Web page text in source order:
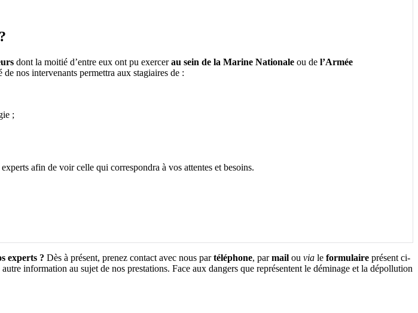
dont la moitié d’entre eux ont pu exercerau sein de la Marine Nationale ou de l’Armée
nos intervenants permettra aux stagiaires de :
;
afin de voir celle qui correspondra à vos attentes et besoins.
experts ? Dès à présent, prenez contact avec nous partéléphone, parmail ou via le formulaire présent ci-
information au sujet de nos prestations. Face aux dangers que représentent le déminage et la dépollution